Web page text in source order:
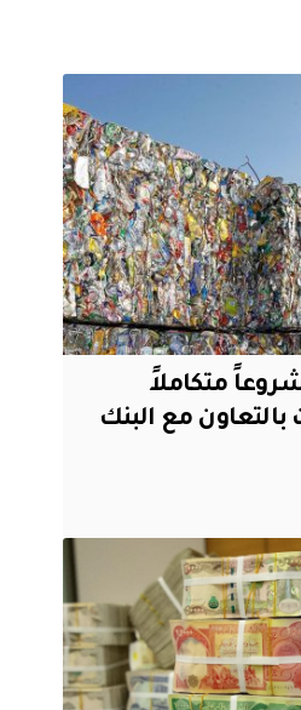
متكاملاً
بالتعاون مع البنك